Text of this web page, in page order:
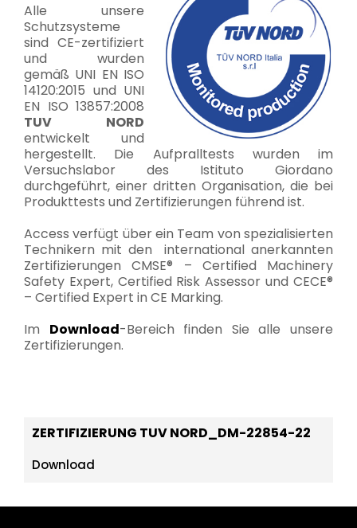
Alle unsere
Schutzsysteme
sind CE-zertifiziert
und wurden
gemäß UNI EN ISO
14120:2015 und UNI
EN ISO 13857:2008
TUV NORD
entwickelt und
hergestellt. Die Aufpralltests wurden im
Versuchslabor des Istituto Giordano
durchgeführt, einer dritten Organisation, die bei
Produkttests und Zertifizierungen führend ist.
Access verfügt über ein Team von spezialisierten
Technikern mit den international anerkannten
Zertifizierungen CMSE® – Certified Machinery
Safety Expert, Certified Risk Assessor und CECE®
– Certified Expert in CE Marking.
Im Download-Bereich finden Sie alle unsere
Zertifizierungen.
ZERTIFIZIERUNG TUV NORD_DM-22854-22
Download